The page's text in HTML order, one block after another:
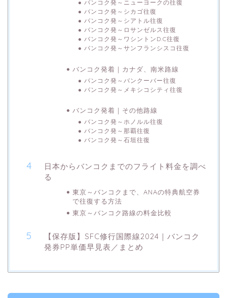
バンコク発～ニューヨークの往復
バンコク発～シカゴ往復
バンコク発～シアトル往復
バンコク発～ロサンゼルス往復
バンコク発～ワシントンD.C往復
バンコク発～サンフランシスコ往復
バンコク発着｜カナダ、南米路線
バンコク発～バンクーバー往復
バンコク発～メキシコシティ往復
バンコク発着｜その他路線
バンコク発～ホノルル往復
バンコク発～那覇往復
バンコク発～石垣往復
日本からバンコクまでのフライト料金を調べ
る
東京～バンコクまで、ANAの特典航空券
で往復する方法
東京～バンコク路線の料金比較
【保存版】SFC修行国際線2024｜バンコク
発券PP単価早見表／まとめ